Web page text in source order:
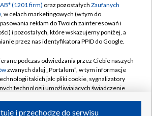
TVP
Cyfrowa
Polityka prywatności
Moje zgody
Pomoc
Kontakt
Kanały
(1201 firm) oraz pozostałych Zaufanych
, w celach marketingowych (w tym do
reklam do Twoich zainteresowań i
i pozostałych, które wskazujemy poniżej, a
przez nas identyfikatora PPID do Google.
podczas odwiedzania przez Ciebie naszych
zwanych dalej „Portalem”, w tym informacje
takich jak: pliki cookie, sygnalizatory
technologii umożliwiających świadczenie
i przechodzę do serwisu